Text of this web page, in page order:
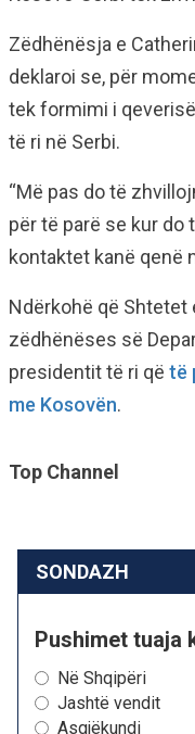
Zëdhënësja e
deklaroi se, për
tek formimi i
të ri në Serbi.
“Më pas do të
për të parë se kur do
kontaktet kanë qenë
Ndërkohë që Shtetet
zëdhënëses së
presidentit të ri që të
me Kosovën.
Top Channel
SONDAZH
Pushimet tuaja
Në Shqipëri
Jashtë vendit
Asgjëkundi